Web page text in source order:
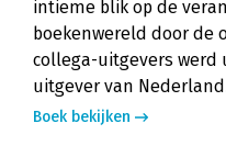
intieme blik op de
boekenwereld door de
collega-uitgevers werd
uitgever van
Boek bekijken